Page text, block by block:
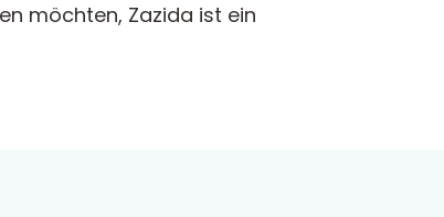
möchten, Zazida ist ein